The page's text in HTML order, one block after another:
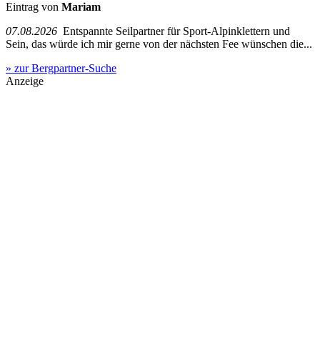
Eintrag von Mariam
07.08.2026 Entspannte Seilpartner für Sport-Alpinklettern und
Sein, das würde ich mir gerne von der nächsten Fee wünschen die...
» zur Bergpartner-Suche
Anzeige